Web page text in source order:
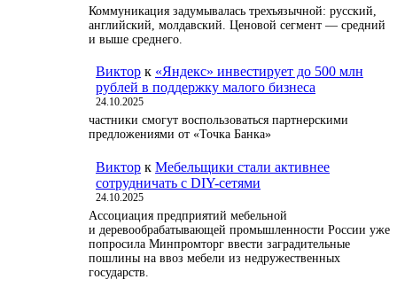
Коммуникация задумывалась трехъязычной: русский,
английский, молдавский. Ценовой сегмент — средний
и выше среднего.
Виктор к «Яндекс» инвестирует до 500 млн
рублей в поддержку малого бизнеса
24.10.2025
частники смогут воспользоваться партнерскими
предложениями от «Точка Банка»
Виктор к Мебельщики стали активнее
сотрудничать с DIY-сетями
24.10.2025
Ассоциация предприятий мебельной
и деревообрабатывающей промышленности России уже
попросила Минпромторг ввести заградительные
пошлины на ввоз мебели из недружественных
государств.